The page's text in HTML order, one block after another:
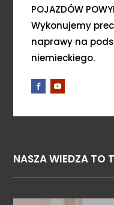
POJAZDÓW
Wykonujemy
naprawy na
niemieckiego.
NASZA WIEDZA TO